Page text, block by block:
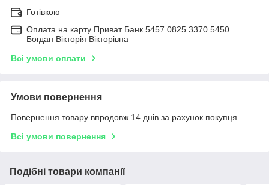
Готівкою
Оплата на карту Приват Банк 5457 0825 3370 5450
Богдан Вікторія Вікторівна
Всі умови оплати
Умови повернення
Повернення товару впродовж 14 днів за рахунок покупця
Всі умови повернення
Подібні товари компанії